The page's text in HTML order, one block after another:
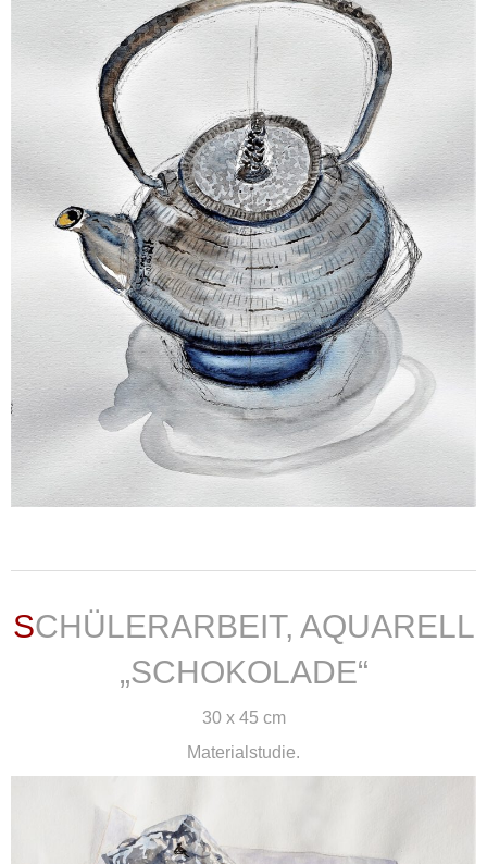
SCHÜLERARBEIT, AQUARELL
„SCHOKOLADE“
30 x 45 cm
Materialstudie.